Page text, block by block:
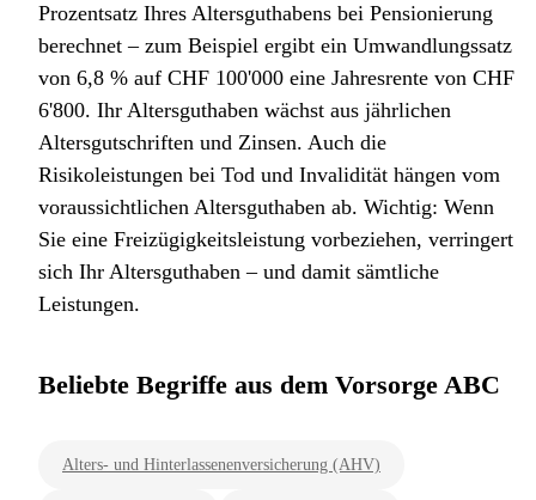
Prozentsatz Ihres Altersguthabens bei Pensionierung
berechnet – zum Beispiel ergibt ein Umwandlungssatz
von 6,8 % auf CHF 100'000 eine Jahresrente von CHF
6'800. Ihr Altersguthaben wächst aus jährlichen
Altersgutschriften und Zinsen. Auch die
Risikoleistungen bei Tod und Invalidität hängen vom
voraussichtlichen Altersguthaben ab. Wichtig: Wenn
Sie eine Freizügigkeitsleistung vorbeziehen, verringert
sich Ihr Altersguthaben – und damit sämtliche
Leistungen.
Beliebte Begriffe aus dem Vorsorge ABC
Alters- und Hinterlassenenversicherung (AHV)